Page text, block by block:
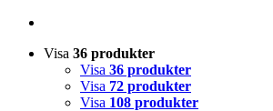
Visa 36 produkter
Visa 36 produkter
Visa 72 produkter
Visa 108 produkter